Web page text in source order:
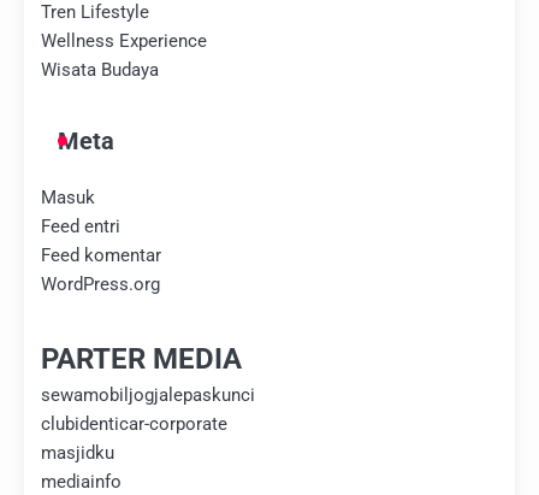
Tren Lifestyle
Wellness Experience
Wisata Budaya
Meta
Masuk
Feed entri
Feed komentar
WordPress.org
PARTER MEDIA
sewamobiljogjalepaskunci
clubidenticar-corporate
masjidku
mediainfo